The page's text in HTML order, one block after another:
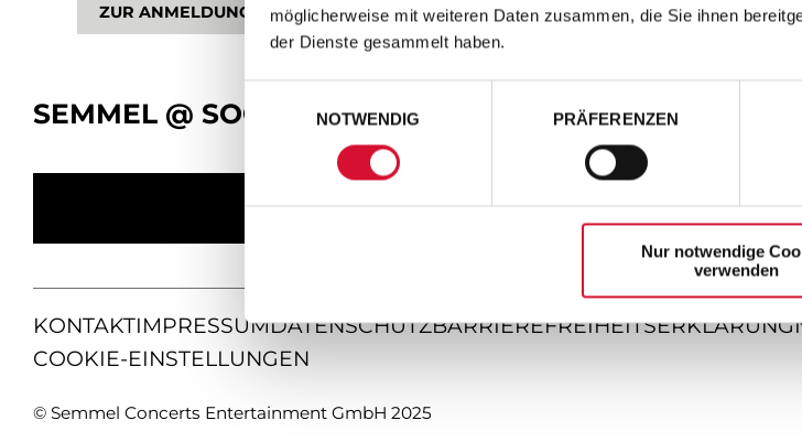
möglicherweise mit weiteren Daten zusammen, die Sie ihnen
der Dienste gesammelt haben.
NOTWENDIG
PRÄFERENZEN
Nur notwendige
verwenden
ZUR ANMELDUNG
SEMMEL @ SOCIAL MEDIA
KONTAKTIMPRESSUMDATENSCHUTZBARRIEREFREIHEITSERKLÄRUNG
COOKIE-EINSTELLUNGEN
© Semmel Concerts Entertainment GmbH 2025